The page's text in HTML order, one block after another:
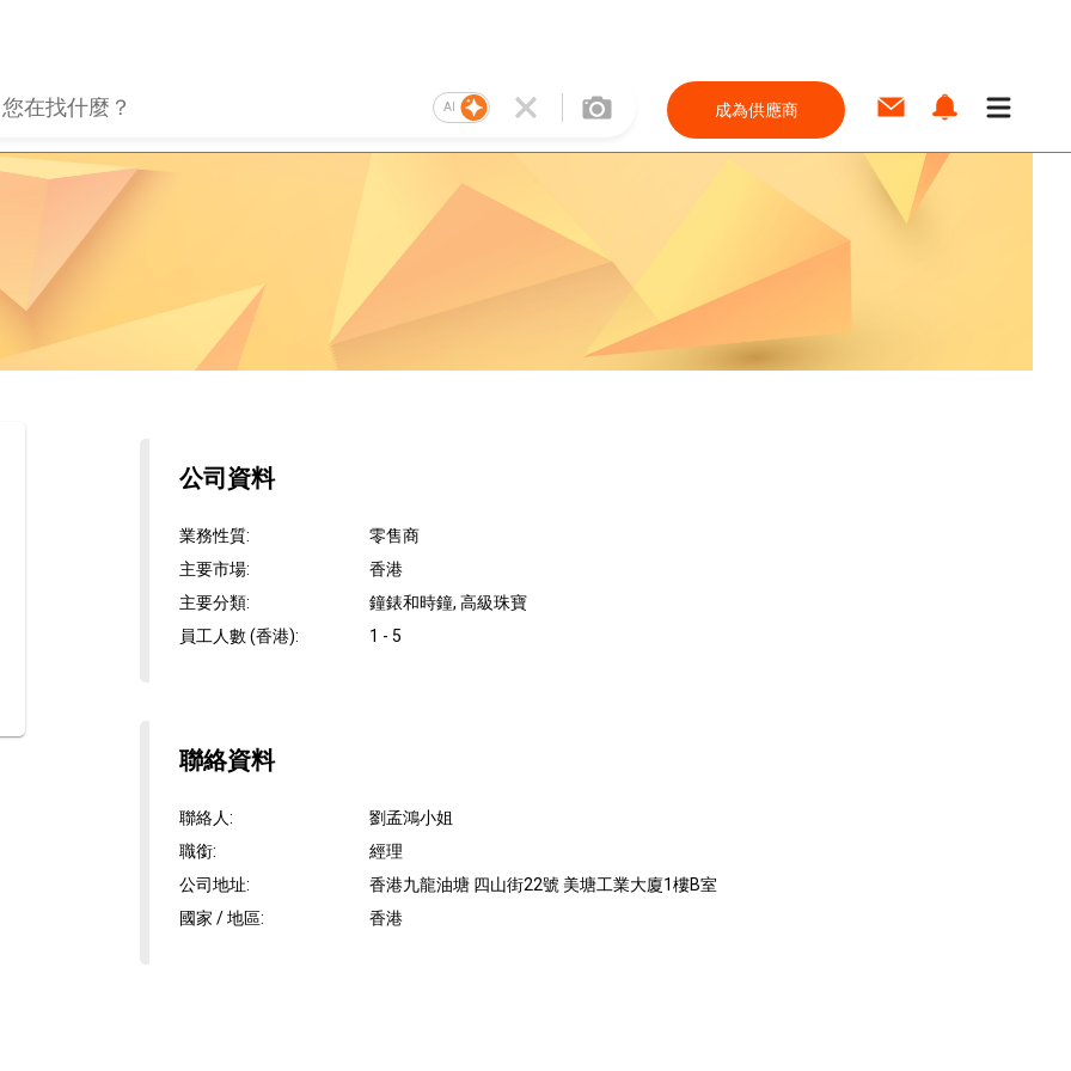
AI 成為供應商
公司資料
業務性質:
零售商
主要市場:
香港
主要分類:
鐘錶和時鐘, 高級珠寶
員工人數 (香港): 1 - 5
聯絡資料
聯絡人:
劉孟鴻小姐
職銜:
經理
公司地址:
香港九龍油塘 四山街22號 美塘工業大廈1樓B室
國家 / 地區: 香港